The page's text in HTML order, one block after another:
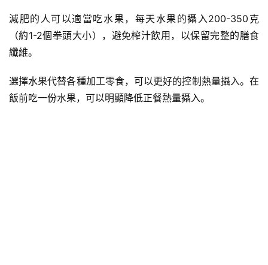
減肥的人可以適當吃水果，每天水果的攝入200-350克
（約1-2個拳頭大小），避免榨汁飲用，以保留完整的膳食
纖維。
選擇水果代替各種加工零食，可以更好的控制熱量攝入。在
飯前吃一份水果，可以明顯降低正餐熱量攝入。